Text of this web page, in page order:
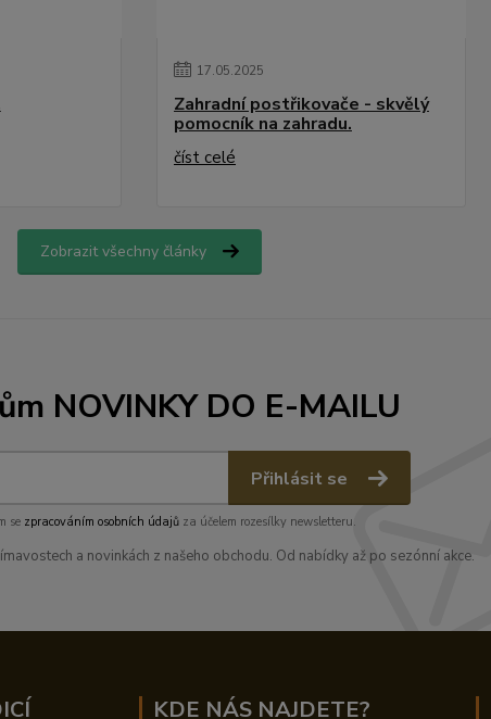
17.05.2025
Zahradní postřikovače - skvělý
pomocník na zahradu.
číst celé
Zobrazit všechny články
NOVINKY DO E-MAILU
Přihlásit se
se zpracováním osobních údajůza účelem rozesílky newsletteru.
a novinkách z našeho obchodu. Od nabídky až po sezónní akce.
KDE NÁS NAJDETE?